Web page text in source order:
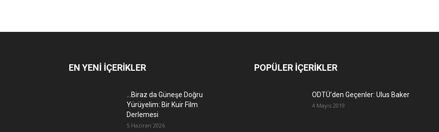
EN YENİ İÇERİKLER
…Biraz da Güneşe Doğru
Yürüyelim: Bir Kuir Film
Derlemesi
5 Haziran 2026
POPÜLER İÇERİKLER
ODTÜ’den Geçenler: Ulus Baker
4 Mayıs 2019